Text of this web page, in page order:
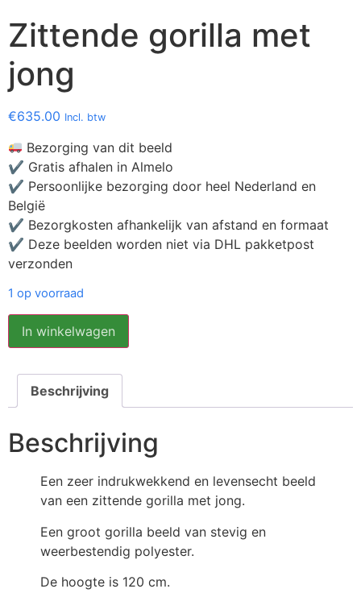
Zittende gorilla met
jong
€635.00 Incl. btw
Bezorging van dit beeld
✔ Gratis afhalen in Almelo
✔ Persoonlijke bezorging door heel Nederland en
België
✔ Bezorgkosten afhankelijk van afstand en formaat
✔ Deze beelden worden niet via DHL pakketpost
verzonden
1 op voorraad
In winkelwagen
Beschrijving
Beschrijving
Een zeer indrukwekkend en levensecht beeld
van een zittende gorilla met jong.
Een groot gorilla beeld van stevig en
weerbestendig polyester.
De hoogte is 120 cm.